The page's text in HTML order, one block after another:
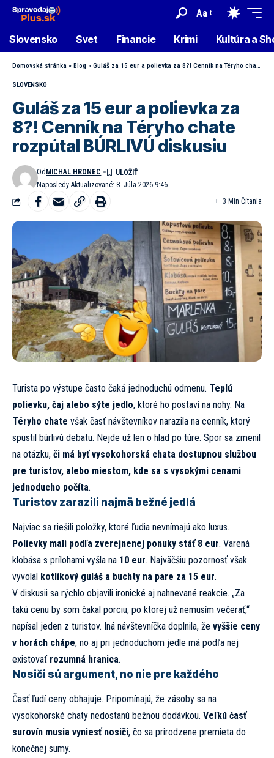
Aa
Slovensko Svet Financie Krimi Kultúra a
Domovská stránka » Blog » Guláš za 15 eur a polievka za 8?! Cenník na Téryho chate rozpútal BÚRLIVÚ diskusiu
SLOVENSKO
Guláš za 15 eur a polievka za
8?! Cenník na Téryho chate
rozpútal BÚRLIVÚ diskusiu
Naposledy Aktualizované: 8. Júla 2026 9:46
Od MICHAL HRONEC
3 Min Čítania
Turista po výstupe často čaká jednoduchú odmenu. Teplú
polievku, čaj alebo sýte jedlo, ktoré ho postaví na nohy. Na
Téryho chate však časť návštevníkov narazila na cenník, ktorý
spustil búrlivú debatu. Nejde už len o hlad po túre. Spor sa zmenil
na otázku, či má byť vysokohorská chata dostupnou službou
pre turistov, alebo miestom, kde sa s vysokými cenami
jednoducho počíta.
Turistov zarazili najmä bežné jedlá
Najviac sa riešili položky, ktoré ľudia nevnímajú ako luxus.
Polievky mali podľa zverejnenej ponuky stáť 8 eur. Varená
klobása s prílohami vyšla na 10 eur. Najväčšiu pozornosť však
vyvolal kotlíkový guláš a buchty na pare za 15 eur.
V diskusii sa rýchlo objavili ironické aj nahnevané reakcie. „Za
takú cenu by som čakal porciu, po ktorej už nemusím večerať,“
napísal jeden z turistov. Iná návštevníčka doplnila, že vyššie ceny
v horách chápe, no aj pri jednoduchom jedle má podľa nej
existovať rozumná hranica.
Nosiči sú argument, no nie pre každého
Časť ľudí ceny obhajuje. Pripomínajú, že zásoby sa na
vysokohorské chaty nedostanú bežnou dodávkou. Veľkú časť
surovín musia vyniesť nosiči, čo sa prirodzene premieta do
konečnej sumy.